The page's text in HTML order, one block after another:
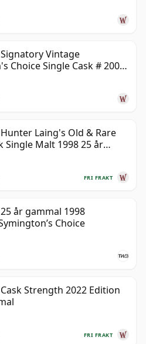
Vintage
Choice Single Cask # 2000
Laing's Old & Rare
Single Malt 1998 25 år
FRI FRAKT
år gammal 1998
Choice
Strength 2022 Edition
FRI FRAKT